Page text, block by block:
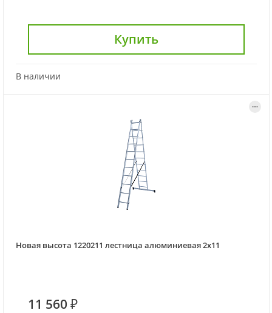
Купить
В наличии
Новая высота 1220211 лестница алюминиевая 2х11
11 560 ₽